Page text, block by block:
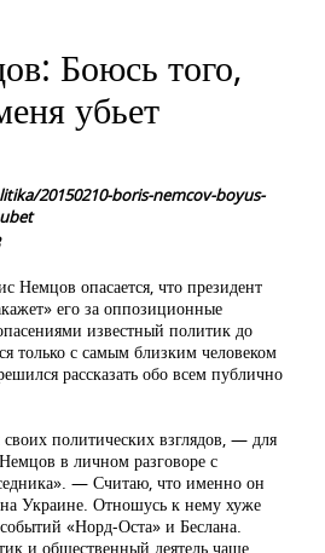
Боюсь того,
убьет
20150210-boris-nemcov-boyus-
Немцов опасается, что президент
его за оппозиционные
известный политик до
только с самым близким человеком
рассказать обо всем публично
политических взглядов, — для
в личном разговоре с
— Считаю, что именно он
Украине. Отношусь к нему хуже
«Норд-Оста» и Беслана.
и общественный деятель чаще